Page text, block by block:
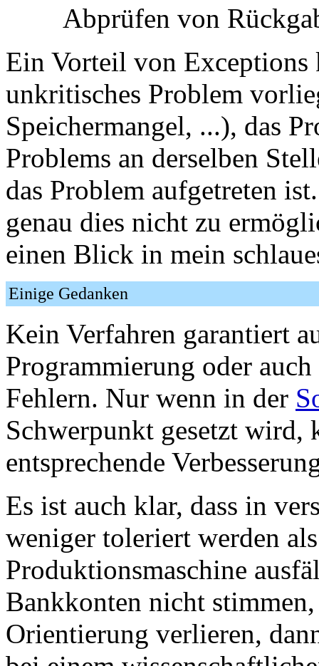
Abprüfen von
Ein Vorteil von Exceptions
unkritisches Problem
Speichermangel, ...), das
Problems an derselben
das Problem aufgetreten
genau dies nicht zu
einen Blick in mein
Einige Gedanken
Kein Verfahren garantiert
Programmierung oder
Fehlern. Nur wenn in der
Schwerpunkt gesetzt wird,
entsprechende
Es ist auch klar, dass in
weniger toleriert werden
Produktionsmaschine
Bankkonten nicht
Orientierung verlieren,